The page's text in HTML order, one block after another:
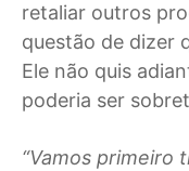
retaliar outros
questão de dizer
Ele não quis
poderia ser
“Vamos primeiro